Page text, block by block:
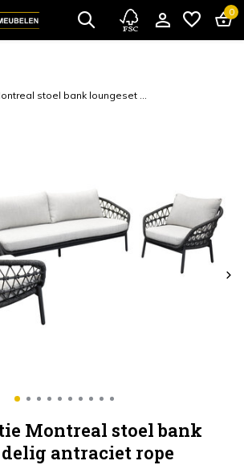
0
stoel bank loungeset ...
Montreal stoel bank
antraciet rope